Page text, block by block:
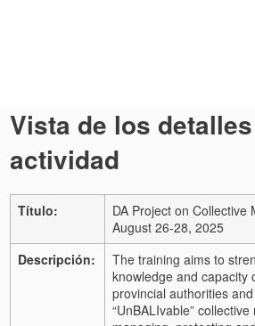
Vista de los
actividad
Título:
DA Project on
August 26-28, 2025
Descripción:
The training aims to
knowledge and capacity
provincial authorities
“UnBALIvable”